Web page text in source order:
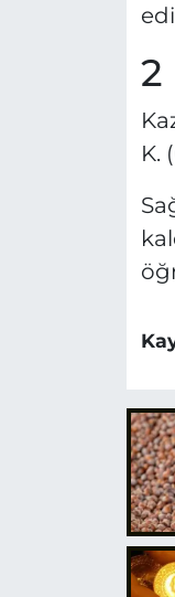
2
K.